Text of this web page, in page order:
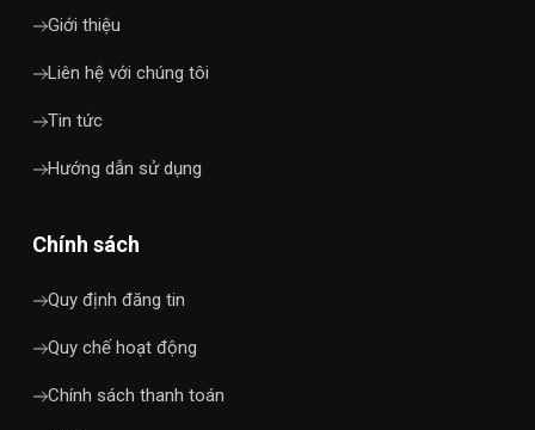
Giới thiệu
Liên hệ với chúng tôi
Tin tức
Hướng dẫn sử dụng
Chính sách
Quy định đăng tin
Quy chế hoạt động
Chính sách thanh toán